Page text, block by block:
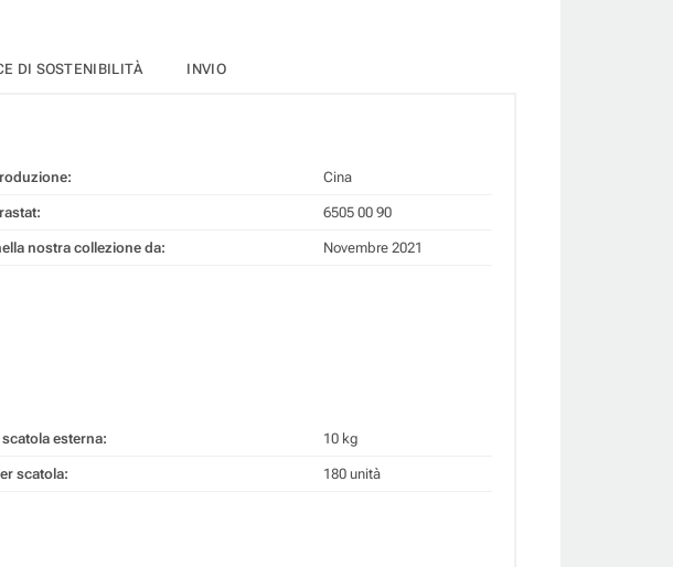
DI SOSTENIBILITÀ INVIO
Cina
6505 00 90
nostra collezione da: Novembre 2021
scatola esterna: 10 kg
scatola: 180 unità